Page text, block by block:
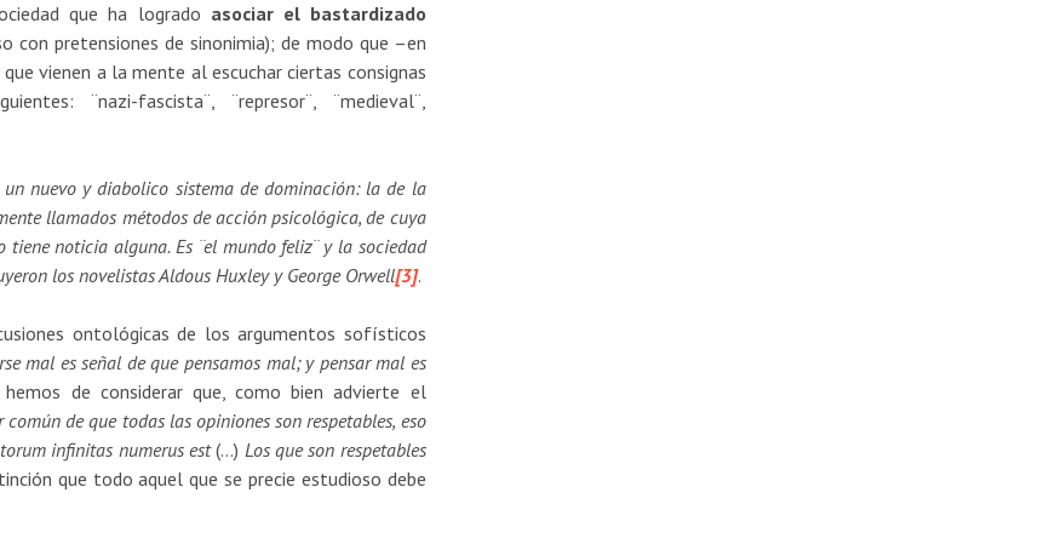
que ha logrado asociar el bastardizado
con pretensiones de sinonimia); de modo que –en
vienen a la mente al escuchar ciertas consignas
¨nazi-fascista¨, ¨represor¨, ¨medieval¨,
un nuevo y diabolico sistema de dominación: la de la
llamados métodos de acción psicológica, de cuya
noticia alguna. Es ¨el mundo feliz¨ y la sociedad
los novelistas Aldous Huxley y George Orwell[3].
ontológicas de los argumentos sofísticos
mal es señal de que pensamos mal; y pensar mal es
hemos de considerar que, como bien advierte el
de que todas las opiniones son respetables, eso
infinitas numerus est(…) Los que son respetables
que todo aquel que se precie estudioso debe